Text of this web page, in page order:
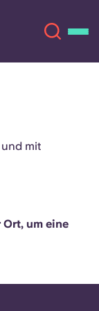
Sprache
mit
um eine